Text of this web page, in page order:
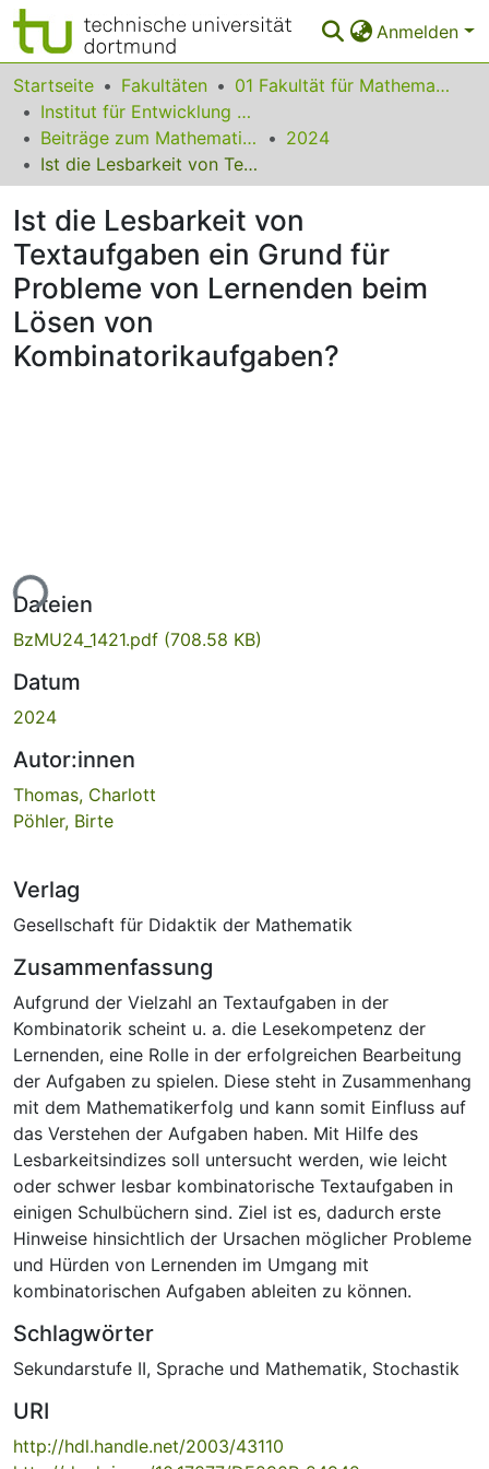
Anmelden
Bereiche & Sammlungen
Das gesamte Repositorium
Statistiken
FAQ
Leitlinien
Zurück zur Startseite
Startseite Fakultäten
01 Fakultät für Mathematik
Institut für Entwicklung und Erforschung des Mathematikunterrichts
Beiträge zum Mathematikunterricht
2024
Ist die Lesbarkeit von Textaufgaben ein Grund für Probleme von Lernenden beim Lösen von Kombinatorikaufgaben?
Ist die Lesbarkeit von
Textaufgaben ein Grund für
Probleme von Lernenden beim
Lösen von
Kombinatorikaufgaben?
Dateien
BzMU24_1421.pdf (708.58 KB)
Datum
2024
Autor:innen
Thomas, Charlott
Pöhler, Birte
Verlag
Gesellschaft für Didaktik der Mathematik
Zusammenfassung
Aufgrund der Vielzahl an Textaufgaben in der
Kombinatorik scheint u. a. die Lesekompetenz der
Lernenden, eine Rolle in der erfolgreichen Bearbeitung
der Aufgaben zu spielen. Diese steht in Zusammenhang
mit dem Mathematikerfolg und kann somit Einfluss auf
das Verstehen der Aufgaben haben. Mit Hilfe des
Lesbarkeitsindizes soll untersucht werden, wie leicht
oder schwer lesbar kombinatorische Textaufgaben in
einigen Schulbüchern sind. Ziel ist es, dadurch erste
Hinweise hinsichtlich der Ursachen möglicher Probleme
und Hürden von Lernenden im Umgang mit
kombinatorischen Aufgaben ableiten zu können.
Schlagwörter
Sekundarstufe II, Sprache und Mathematik, Stochastik
URI
http://hdl.handle.net/2003/43110